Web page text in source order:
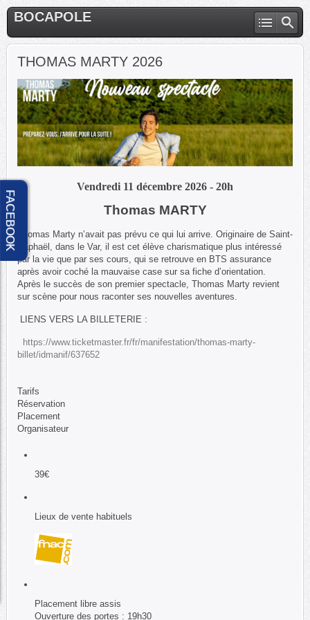
BOCAPOLE
THOMAS MARTY 2026
Vendredi 11 décembre 2026 - 20h
Thomas MARTY
Thomas Marty n’avait pas prévu ce qui lui arrive. Originaire de Saint-
Raphaël, dans le Var, il est cet élève charismatique plus intéressé
par la vie que par ses cours, qui se retrouve en BTS assurance
après avoir coché la mauvaise case sur sa fiche d’orientation.
Après le succès de son premier spectacle, Thomas Marty revient
sur scène pour nous raconter ses nouvelles aventures.
LIENS VERS LA BILLETERIE :
https://www.ticketmaster.fr/fr/manifestation/thomas-marty-
billet/idmanif/637652
Tarifs
Réservation
Placement
Organisateur
39€
Lieux de vente habituels
Placement libre assis
Ouverture des portes : 19h30
FACEBOOK